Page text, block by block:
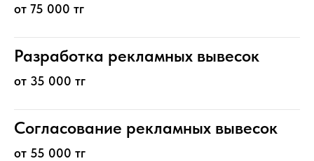
от 75 000 тг
Разработка рекламных вывесок
от 35 000 тг
Согласование рекламных вывесок
от 55 000 тг